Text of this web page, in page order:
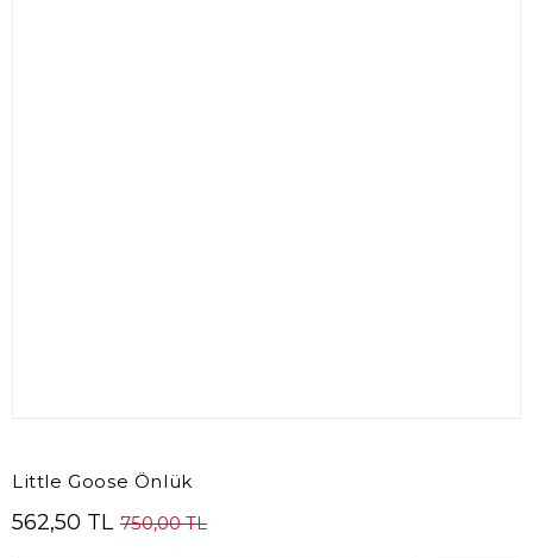
Little Goose Önlük
562,50 TL 750,00 TL